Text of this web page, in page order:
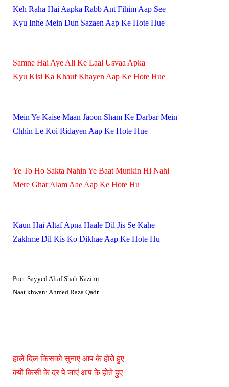
Keh Raha Hai Aapka Rabb Ant Fihim Aap See
Kyu Inhe Mein Dun Sazaen Aap Ke Hote Hue
Samne Hai Aye Ali Ke Laal Usvaa Apka
Kyu Kisi Ka Khauf Khayen Aap Ke Hote Hue
Mein Ye Kaise Maan Jaoon Sham Ke Darbar Mein
Chhin Le Koi Ridayen Aap Ke Hote Hue
Ye To Ho Sakta Nahin Ye Baat Munkin Hi Nahi
Mere Ghar Alam Aae Aap Ke Hote Hu
Kaun Hai Altaf Apna Haale Dil Jis Se Kahe
Zakhme Dil Kis Ko Dikhae Aap Ke Hote Hu
Poet:Sayyed Altaf Shah Kazimi
Naat khwan: Ahmed Raza Qadr
हाले दिल किसको सुनाएं आप के होते हुए
क्यों किसी के दर पे जाएं आप के होते हुए।